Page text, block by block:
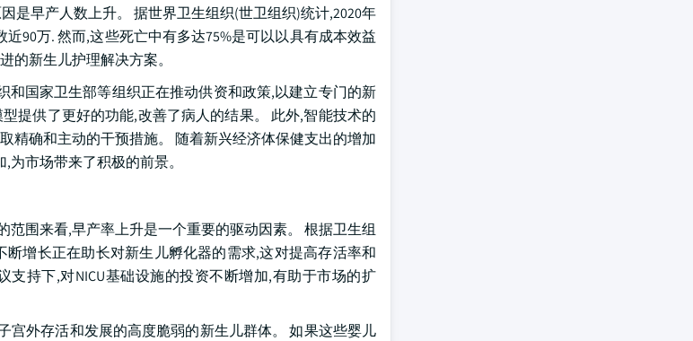
是早产人数上升。 据世界卫生组织(世卫组织)统计,2020年
90万. 然而,这些死亡中有多达75%是可以以具有成本效益
的新生儿护理解决方案。
国家卫生部等组织正在推动供资和政策,以建立专门的新
提供了更好的功能,改善了病人的结果。 此外,智能技术的
精确和主动的干预措施。 随着新兴经济体保健支出的增加
市场带来了积极的前景。
围来看,早产率上升是一个重要的驱动因素。 根据卫生组
增长正在助长对新生儿孵化器的需求,这对提高存活率和
持下,对NICU基础设施的投资不断增加,有助于市场的扩
宫外存活和发展的高度脆弱的新生儿群体。 如果这些婴儿